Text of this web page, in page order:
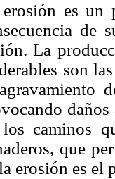
es un
de
La
son
caminos
que
erosión es el